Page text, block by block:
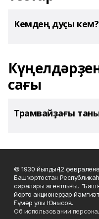
Кемдең дуҫы кем?
сағы
Трамвайҙағы
© 1930 йылдың 12
Башҡортостан
саралары агентлығы,
йорто акционерҙар
Ғүмәр улы Юнысов.
Об использовании